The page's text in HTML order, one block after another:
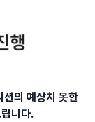
션의 예상치 못한
니다.